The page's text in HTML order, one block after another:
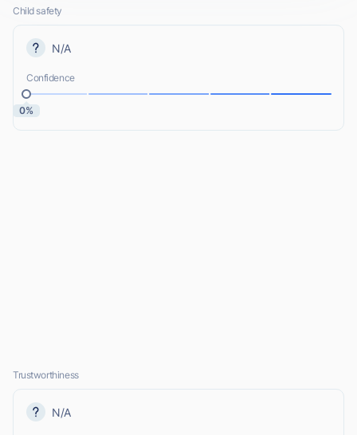
Child safety
N/A
Confidence
0%
Trustworthiness
N/A